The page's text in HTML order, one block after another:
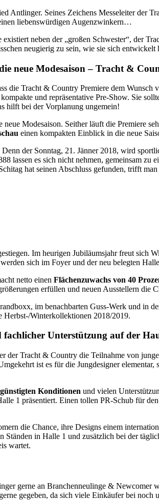
Antlinger. Seines Zeichens Messeleiter der
liebenswürdigen Augenzwinkern…
neben der „großen Schwester“, der
neugierig zu sein, wie sie sich entwickelt
neue Modesaison – Tracht &
die Tracht & Country Premiere dem
und repräsentative Pre-Show. Sie
hilft bei der Vorplanung ungemein!
Modesaison. Seither läuft die Premiere
einen kompakten Einblick in die neue
Denn der Sonntag, 21. Jänner 2018, wird
lassen es sich nicht nehmen, gemeinsam zu
hat seinen Abschluss gefunden, trifft
Im heurigen Jubiläumsjahr freut
sich im Foyer und der neu belegten
netto einen Flächenzuwachs von 40
erfüllen und neuen Ausstellern die
im benachbarten Guss-Werk und in
Winterkollektionen 2018/2019.
Unterstützung auf der
Tracht & Country die Teilnahme von
ist es für die Jungdesigner
Konditionen und vielen
1 präsentiert. Einen tollen PR-Schub für
die Chance, ihre Designs einem
in Halle 1 und zusätzlich bei der
wartet.
gerne an Branchenneulinge & Newcomer
gegeben, da sich viele Einkäufer bei noch